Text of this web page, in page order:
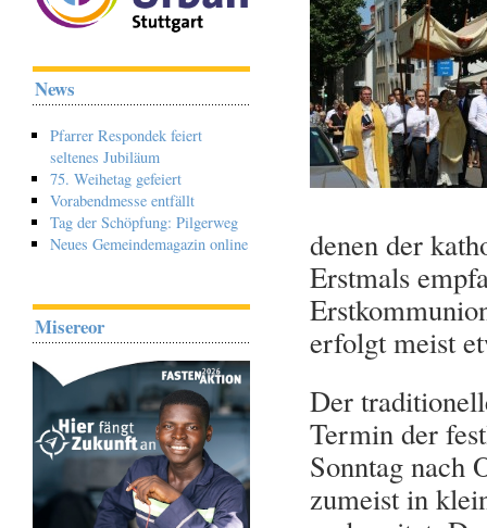
denen der
Erstmals
erfolgt meist
Der
Termin der
Sonntag nach
zumeist in
News
Pfarrer Respondek feiert
seltenes Jubiläum
75. Weihetag gefeiert
Vorabendmesse entfällt
Tag der Schöpfung: Pilgerweg
Neues Gemeindemagazin online
Misereor